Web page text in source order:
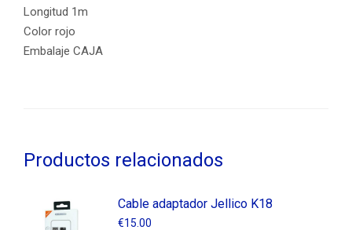
Longitud 1m
Color rojo
Embalaje CAJA
Productos relacionados
Cable adaptador Jellico K18
€15.00